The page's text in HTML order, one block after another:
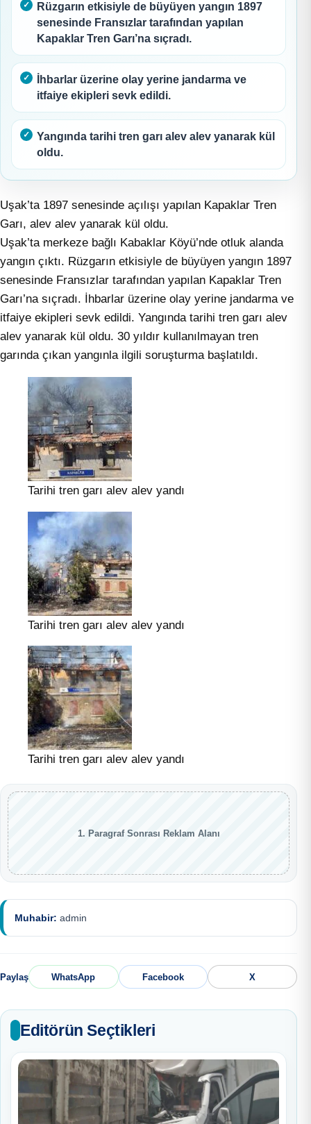
Rüzgarın etkisiyle de büyüyen yangın 1897
senesinde Fransızlar tarafından yapılan
Kapaklar Tren Garı’na sıçradı.
İhbarlar üzerine olay yerine jandarma ve
itfaiye ekipleri sevk edildi.
Yangında tarihi tren garı alev alev yanarak kül
oldu.
Uşak’ta 1897 senesinde açılışı yapılan Kapaklar Tren
Garı, alev alev yanarak kül oldu.
Uşak’ta merkeze bağlı Kabaklar Köyü’nde otluk alanda
yangın çıktı. Rüzgarın etkisiyle de büyüyen yangın 1897
senesinde Fransızlar tarafından yapılan Kapaklar Tren
Garı’na sıçradı. İhbarlar üzerine olay yerine jandarma ve
itfaiye ekipleri sevk edildi. Yangında tarihi tren garı alev
alev yanarak kül oldu. 30 yıldır kullanılmayan tren
garında çıkan yangınla ilgili soruşturma başlatıldı.
Tarihi tren garı alev alev yandı
Tarihi tren garı alev alev yandı
Tarihi tren garı alev alev yandı
1. Paragraf Sonrası Reklam Alanı
Muhabir: admin
Paylaş WhatsApp Facebook X
Editörün Seçtikleri